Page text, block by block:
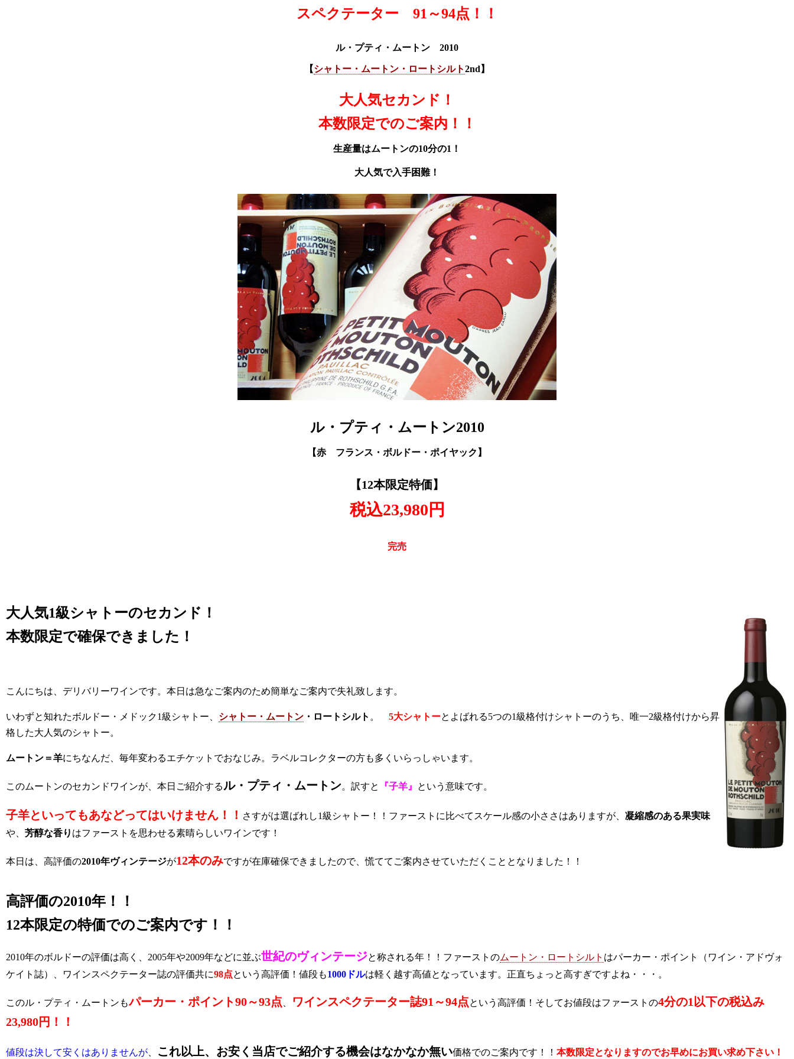
スペクテーター 91～94点！！
ル・プティ・ムートン 2010
【シャトー・ムートン・ロートシルト2nd】
大人気セカンド！
本数限定でのご案内！！
生産量はムートンの10分の1！
大人気で入手困難！
ル・プティ・ムートン2010
【赤 フランス・ボルドー・ポイヤック】
【12本限定特価】
税込23,980円
完売
大人気1級シャトーのセカンド！
本数限定で確保できました！
こんにちは、デリバリーワインです。本日は急なご案内のため簡単なご案内で失礼致します。
いわずと知れたボルドー・メドック1級シャトー、 シャトー・ムートン ・ロートシルト 。 5大シャトーとよばれる5つの1級格付けシャトーのうち、唯一2級格付けから昇
格した大人気のシャトー。
ムートン＝羊にちなんだ、毎年変わるエチケットでおなじみ。ラベルコレクターの方も多くいらっしゃいます。
このムートンのセカンドワインが、本日ご紹介するル・プティ・ムートン。訳すと 『子羊』 という意味です。
子羊といってもあなどってはいけません！！ さすがは選ばれし1級シャトー！！ファーストに比べてスケール感の小ささはありますが、 凝縮感のある果実味
や、 芳醇な香り はファーストを思わせる素晴らしいワインです！
本日は、高評価の2010年ヴィンテージが12本のみですが在庫確保できましたので、慌ててご案内させていただくこととなりました！！
高評価の2010年！！
12本限定の特価でのご案内です！！
2010年のボルドーの評価は高く、2005年や2009年などに並ぶ世紀のヴィンテージと称される年！！ファーストのムートン・ロートシルト はパーカー・ポイント（ワイン・アドヴォ
ケイト誌）、ワインスペクテーター誌の評価共に98点という高評価！値段も1000ドルは軽く越す高値となっています。正直ちょっと高すぎですよね・・・。
このル・プティ・ムートンもパーカー・ポイント90～93点 ワインスペクテーター誌91～94点という高評価！ そしてお値段はファーストの4分の1以下の税込み
23,980円！！
値段は決して安くはありませんが これ以上、お安く当店でご紹介する機会はなかなか無い価格でのご案内です！！ 本数限定となりますのでお早めにお買い求め下さい！